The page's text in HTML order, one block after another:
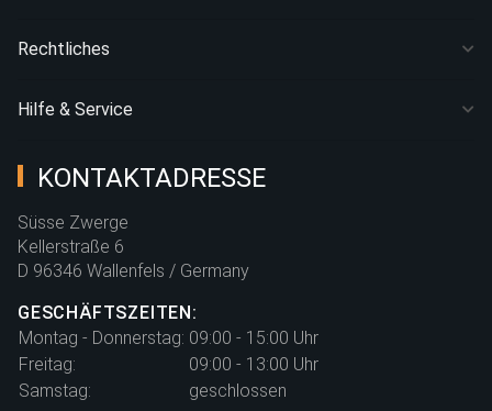
Rechtliches
Hilfe & Service
KONTAKTADRESSE
Süsse Zwerge
Kellerstraße 6
D 96346 Wallenfels / Germany
GESCHÄFTSZEITEN:
Montag - Donnerstag: 09:00 - 15:00 Uhr
Freitag:
09:00 - 13:00 Uhr
Samstag:
geschlossen